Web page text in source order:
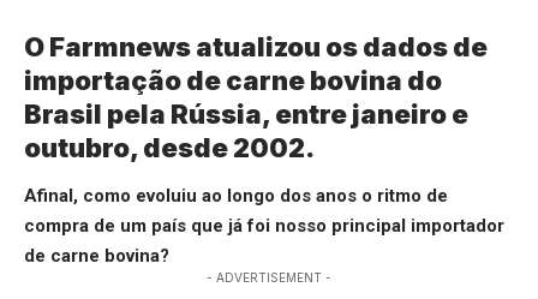
O Farmnews atualizou os dados de
importação de carne bovina do
Brasil pela Rússia, entre janeiro e
outubro, desde 2002.
Afinal, como evoluiu ao longo dos anos o ritmo de
compra de um país que já foi nosso principal importador
de carne bovina?
- ADVERTISEMENT -